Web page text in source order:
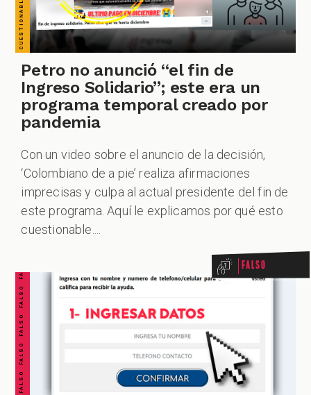
ZOOM
Petro no anunció “el fin de
Ingreso Solidario”; este era un
programa temporal creado por
pandemia
Con un video sobre el anuncio de la decisión,
‘Colombiano de a pie’ realiza afirmaciones
imprecisas y culpa al actual presidente del fin de
este programa. Aquí le explicamos por qué esto
cuestionable....
FALSO FALSO FALSO FALSO FALSO FALSO FALSO Falso